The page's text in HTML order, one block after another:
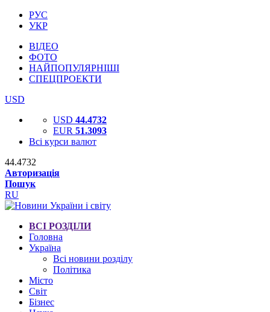
РУС
УКР
ВІДЕО
ФОТО
НАЙПОПУЛЯРНІШІ
СПЕЦПРОЕКТИ
USD
USD 44.4732
EUR 51.3093
Всі курси валют
44.4732
Авторизація
Пошук
RU
ВСІ РОЗДІЛИ
Головна
Україна
Всі новини розділу
Політика
Місто
Світ
Бізнес